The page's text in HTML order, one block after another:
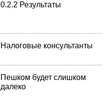
0.2.2 Результаты
Налоговые консультанты
Пешком будет слишком
далеко